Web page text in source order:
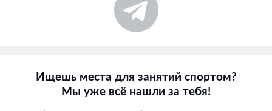
Ищешь места для занятий спортом?
Мы уже всё нашли за тебя!